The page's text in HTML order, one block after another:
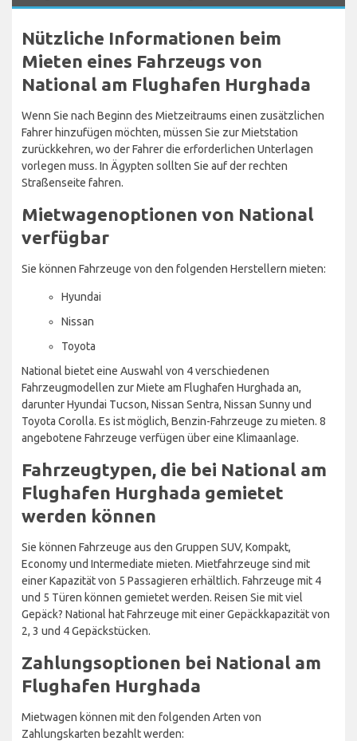
Nützliche Informationen beim
Mieten eines Fahrzeugs von
National am Flughafen Hurghada
Wenn Sie nach Beginn des Mietzeitraums einen zusätzlichen
Fahrer hinzufügen möchten, müssen Sie zur Mietstation
zurückkehren, wo der Fahrer die erforderlichen Unterlagen
vorlegen muss. In Ägypten sollten Sie auf der rechten
Straßenseite fahren.
Mietwagenoptionen von National
verfügbar
Sie können Fahrzeuge von den folgenden Herstellern mieten:
Hyundai
Nissan
Toyota
National bietet eine Auswahl von 4 verschiedenen
Fahrzeugmodellen zur Miete am Flughafen Hurghada an,
darunter Hyundai Tucson, Nissan Sentra, Nissan Sunny und
Toyota Corolla. Es ist möglich, Benzin-Fahrzeuge zu mieten. 8
angebotene Fahrzeuge verfügen über eine Klimaanlage.
Fahrzeugtypen, die bei National am
Flughafen Hurghada gemietet
werden können
Sie können Fahrzeuge aus den Gruppen SUV, Kompakt,
Economy und Intermediate mieten. Mietfahrzeuge sind mit
einer Kapazität von 5 Passagieren erhältlich. Fahrzeuge mit 4
und 5 Türen können gemietet werden. Reisen Sie mit viel
Gepäck? National hat Fahrzeuge mit einer Gepäckkapazität von
2, 3 und 4 Gepäckstücken.
Zahlungsoptionen bei National am
Flughafen Hurghada
Mietwagen können mit den folgenden Arten von
Zahlungskarten bezahlt werden: